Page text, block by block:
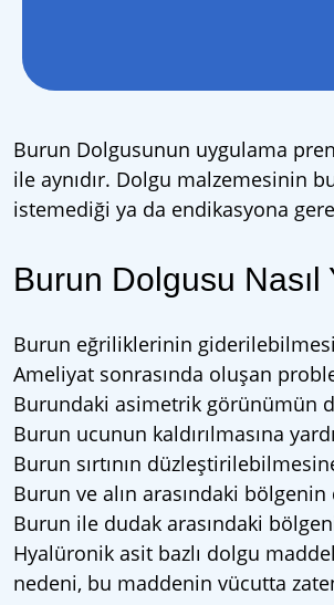
Burun Dolgusunun uygulama
ile aynıdır. Dolgu malzemesinin
istemediği ya da endikasyona
Burun Dolgusu Nasıl
Burun eğriliklerinin
Ameliyat sonrasında oluşan
Burundaki asimetrik görünümün
Burun ucunun kaldırılmasına
Burun sırtının
Burun ve alın arasındaki
Burun ile dudak arasındaki
Hyalüronik asit bazlı dolgu
nedeni, bu maddenin vücutta